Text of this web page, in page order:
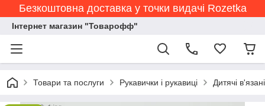
Безкоштовна доставка у точки видачі Rozetka
Інтернет магазин "Товарофф"
Товари та послуги Рукавички і рукавиці Дитячі